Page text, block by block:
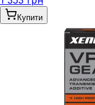
Купити